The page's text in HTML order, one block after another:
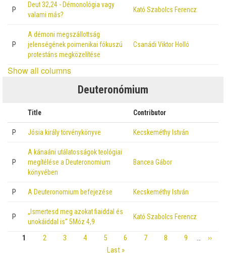
P
Deut 32,24 - Démonológia vagy
valami más?
Kató Szabolcs Ferencz
P
A démoni megszállottság
jelenségének poimenikai fókuszú
protestáns megközelítése
Csanádi Viktor Holló
Show all columns
Deuteronómium
Title Contributor
P Jósia király törvénykönyve Kecskeméthy István
P
A kánaáni utálatosságok teológiai
megítélése a Deuteronomium
könyvében
Bancea Gábor
P A Deuteronomium befejezése Kecskeméthy István
P
„Ismertesd meg azokat fiaiddal és
unokáiddal is” 5Móz 4,9
Kató Szabolcs Ferencz
Page
1 Page
2 Page
3 Page
4 Page
5 Page
6 Page
7 Page
8 Page
9 …
Next
››
Last
Last »